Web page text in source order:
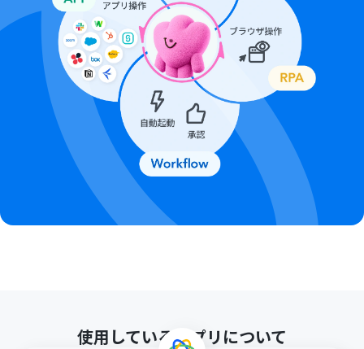
使用しているアプリについて